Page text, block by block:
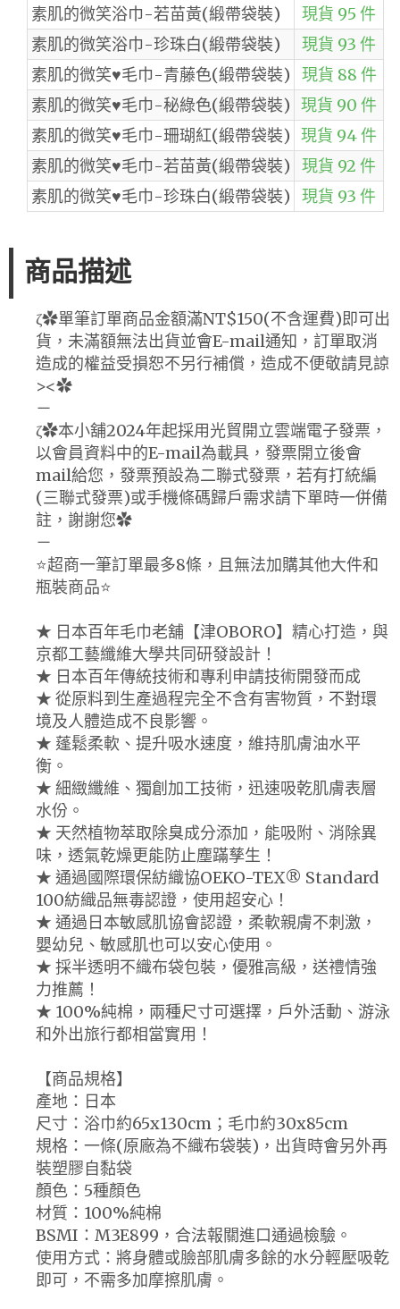
素肌的微笑浴巾-若苗黃(緞帶袋裝)
現貨 95 件
素肌的微笑浴巾-珍珠白(緞帶袋裝)
現貨 93 件
素肌的微笑♥毛巾-青藤色(緞帶袋裝)
現貨 88 件
素肌的微笑♥毛巾-秘綠色(緞帶袋裝) 現貨 90 件
素肌的微笑♥毛巾-珊瑚紅(緞帶袋裝) 現貨 94 件
素肌的微笑♥毛巾-若苗黃(緞帶袋裝)
現貨 92 件
素肌的微笑♥毛巾-珍珠白(緞帶袋裝)
現貨 93 件
商品描述
ζ✿單筆訂單商品金額滿NT$150(不含運費)即可出
貨，未滿額無法出貨並會E-mail通知，訂單取消
造成的權益受損恕不另行補償，造成不便敬請見諒
><✿
－
ζ✿本小舖2024年起採用光貿開立雲端電子發票，
以會員資料中的E-mail為載具，發票開立後會
mail給您，發票預設為二聯式發票，若有打統編
(三聯式發票)或手機條碼歸戶需求請下單時一併備
註，謝謝您✿
－
⭐️超商一筆訂單最多8條，且無法加購其他大件和
瓶裝商品⭐️
★ 日本百年毛巾老舖【津OBORO】精心打造，與
京都工藝纖維大學共同研發設計！
★ 日本百年傳統技術和專利申請技術開發而成
★ 從原料到生產過程完全不含有害物質，不對環
境及人體造成不良影響。
★ 蓬鬆柔軟、提升吸水速度，維持肌膚油水平
衡。
★ 細緻纖維、獨創加工技術，迅速吸乾肌膚表層
水份。
★ 天然植物萃取除臭成分添加，能吸附、消除異
味，透氣乾燥更能防止塵蹣孳生！
★ 通過國際環保紡織協OEKO-TEX® Standard
100紡織品無毒認證，使用超安心！
★ 通過日本敏感肌協會認證，柔軟親膚不刺激，
嬰幼兒、敏感肌也可以安心使用。
★ 採半透明不織布袋包裝，優雅高級，送禮情強
力推薦！
★ 100%純棉，兩種尺寸可選擇，戶外活動、游泳
和外出旅行都相當實用！
【商品規格】
產地：日本
尺寸：浴巾約65x130cm；毛巾約30x85cm
規格：一條(原廠為不織布袋裝)，出貨時會另外再
裝塑膠自黏袋
顏色：5種顏色
材質：100%純棉
BSMI：M3E899，合法報關進口通過檢驗。
使用方式：將身體或臉部肌膚多餘的水分輕壓吸乾
即可，不需多加摩擦肌膚。